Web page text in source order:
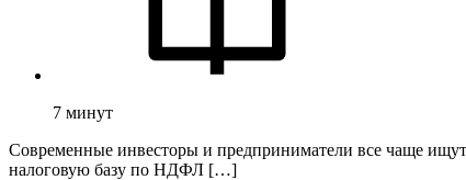
7 минут
Современные инвесторы и предприниматели все чаще ищут
налоговую базу по НДФЛ […]